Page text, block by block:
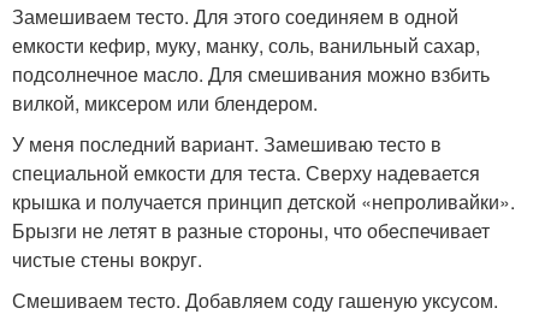
Замешиваем тесто. Для этого соединяем в одной
емкости кефир, муку, манку, соль, ванильный сахар,
подсолнечное масло. Для смешивания можно взбить
вилкой, миксером или блендером.
У меня последний вариант. Замешиваю тесто в
специальной емкости для теста. Сверху надевается
крышка и получается принцип детской «непроливайки».
Брызги не летят в разные стороны, что обеспечивает
чистые стены вокруг.
Смешиваем тесто. Добавляем соду гашеную уксусом.